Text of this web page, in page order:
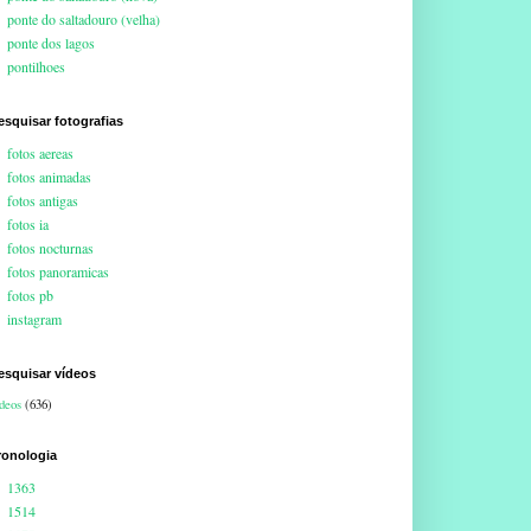
ponte do saltadouro (velha)
ponte dos lagos
pontilhoes
fotografias
fotos aereas
fotos animadas
fotos antigas
fotos ia
fotos nocturnas
fotos panoramicas
fotos pb
instagram
vídeos
(636)
1363
1514